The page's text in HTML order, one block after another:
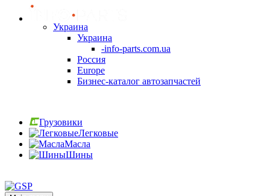
Украина
Украина
-info-parts.com.ua
Россия
Europe
Бизнес-каталог автозапчастей
Грузовики
Легковые
Масла
Шины